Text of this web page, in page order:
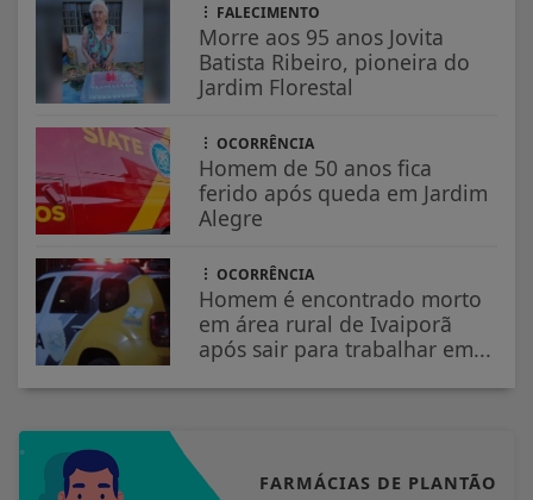
FALECIMENTO
Morre aos 95 anos Jovita
Batista Ribeiro, pioneira do
Jardim Florestal
OCORRÊNCIA
Homem de 50 anos fica
ferido após queda em Jardim
Alegre
OCORRÊNCIA
Homem é encontrado morto
em área rural de Ivaiporã
após sair para trabalhar em...
FARMÁCIAS DE PLANTÃO